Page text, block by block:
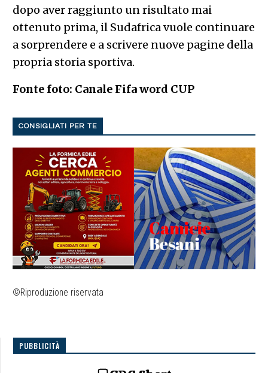
dopo aver raggiunto un risultato mai
ottenuto prima, il Sudafrica vuole continuare
a sorprendere e a scrivere nuove pagine della
propria storia sportiva.
Fonte foto: Canale Fifa word CUP
CONSIGLIATI PER TE
©Riproduzione riservata
PUBBLICITÀ